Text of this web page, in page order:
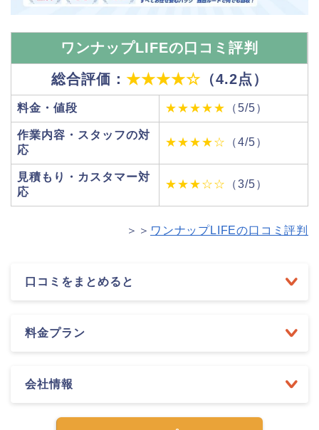
ワンナップLIFEの口コミ評判
総合評価： ★★★★☆ （4.2点）
料金・値段 ★★★★★ （5/5）
作業内容・スタッフの対
応
★★★★☆ （4/5）
見積もり・カスタマー対
応
★★★☆☆ （3/5）
＞＞ ワンナップLIFEの口コミ評判
口コミをまとめると
料金プラン
会社情報